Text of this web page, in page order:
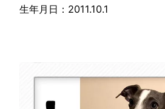
生年月日：2011.10.1